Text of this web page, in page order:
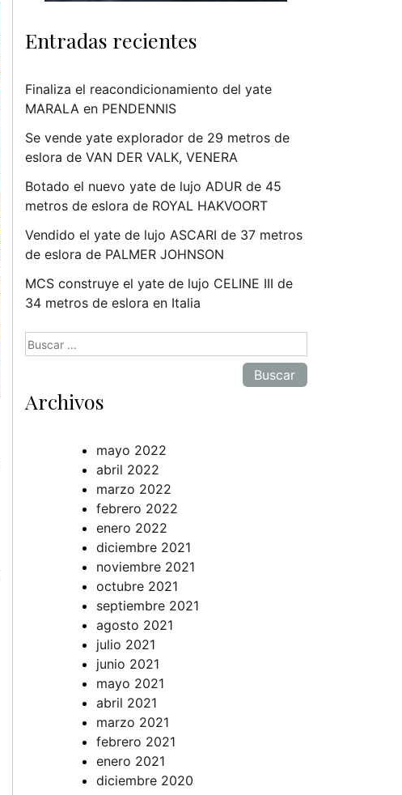
Entradas recientes
Finaliza el reacondicionamiento del yate
MARALA en PENDENNIS
Se vende yate explorador de 29 metros de
eslora de VAN DER VALK, VENERA
Botado el nuevo yate de lujo ADUR de 45
metros de eslora de ROYAL HAKVOORT
Vendido el yate de lujo ASCARI de 37 metros
de eslora de PALMER JOHNSON
MCS construye el yate de lujo CELINE III de
34 metros de eslora en Italia
Buscar:
Archivos
mayo 2022
abril 2022
marzo 2022
febrero 2022
enero 2022
diciembre 2021
noviembre 2021
octubre 2021
septiembre 2021
agosto 2021
julio 2021
junio 2021
mayo 2021
abril 2021
marzo 2021
febrero 2021
enero 2021
diciembre 2020